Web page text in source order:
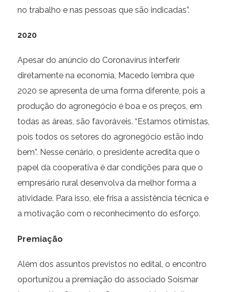
no trabalho e nas pessoas que são indicadas”.
2020
Apesar do anúncio do Coronavírus interferir
diretamente na economia, Macedo lembra que
2020 se apresenta de uma forma diferente, pois a
produção do agronegócio é boa e os preços, em
todas as áreas, são favoráveis. “Estamos otimistas,
pois todos os setores do agronegócio estão indo
bem”. Nesse cenário, o presidente acredita que o
papel da cooperativa é dar condições para que o
empresário rural desenvolva da melhor forma a
atividade. Para isso, ele frisa a assistência técnica e
a motivação com o reconhecimento do esforço.
Premiação
Além dos assuntos previstos no edital, o encontro
oportunizou a premiação do associado Soismar